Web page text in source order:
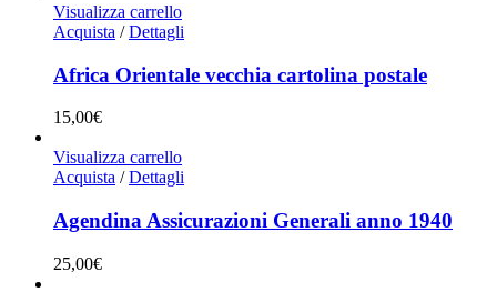
Visualizza carrello
Acquista / Dettagli
Africa Orientale vecchia cartolina postale
15,00€
Visualizza carrello
Acquista / Dettagli
Agendina Assicurazioni Generali anno 1940
25,00€